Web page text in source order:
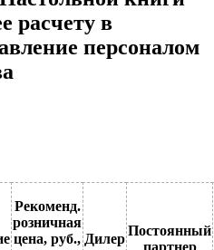
расчету в
персоналом
Рекоменд.
розничная
цена, руб., Дилер
Постоянный
партнер